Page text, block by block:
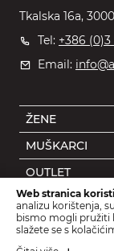
Tkalska 16a,
Tel: +386
Email:
ŽENE
MUŠKARCI
OUTLET
DJECA
DODACI
Web stranica
analizu korištenja,
bismo mogli pružiti
slažete se s